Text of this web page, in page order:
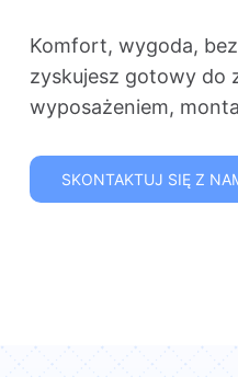
Komfort, wygoda,
zyskujesz gotowy do
wyposażeniem,
SKONTAKTUJ SIĘ Z